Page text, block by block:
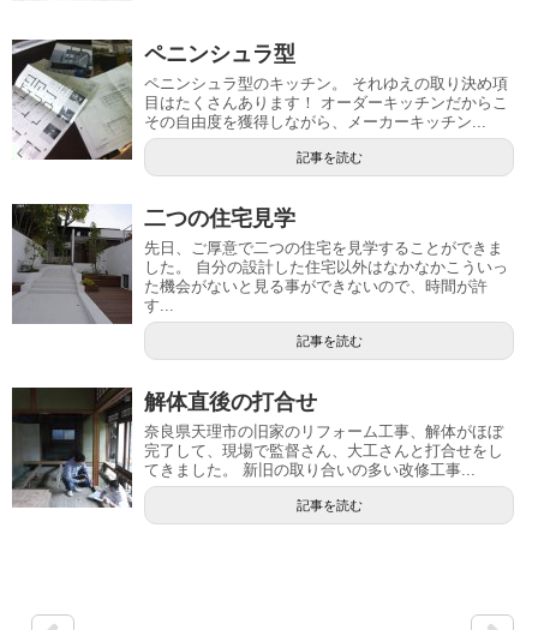
ペニンシュラ型
ペニンシュラ型のキッチン。 それゆえの取り決め項
目はたくさんあります！ オーダーキッチンだからこ
その自由度を獲得しながら、メーカーキッチン...
記事を読む
二つの住宅見学
先日、ご厚意で二つの住宅を見学することができま
した。 自分の設計した住宅以外はなかなかこういっ
た機会がないと見る事ができないので、時間が許
す...
記事を読む
解体直後の打合せ
奈良県天理市の旧家のリフォーム工事、解体がほぼ
完了して、現場で監督さん、大工さんと打合せをし
てきました。 新旧の取り合いの多い改修工事...
記事を読む